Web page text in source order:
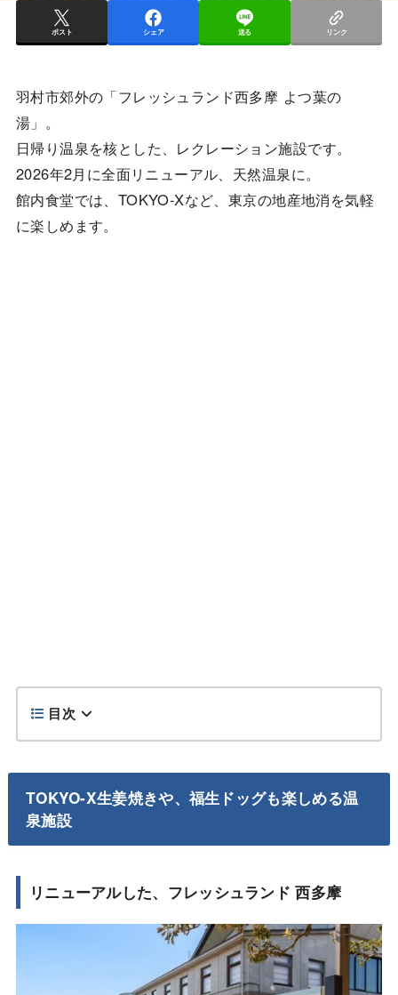
ポスト シェア 送る リンク
羽村市郊外の「フレッシュランド西多摩 よつ葉の
湯」。
日帰り温泉を核とした、レクレーション施設です。
2026年2月に全面リニューアル、天然温泉に。
館内食堂では、TOKYO-Xなど、東京の地産地消を気軽
に楽しめます。
目次
TOKYO-X生姜焼きや、福生ドッグも楽しめる温
泉施設
リニューアルした、フレッシュランド 西多摩